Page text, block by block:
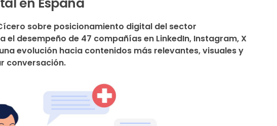
sobre posicionamiento digital del sector
el desempeño de 47 compañías en LinkedIn, Instagram, X
evolución hacia contenidos más relevantes, visuales y
conversación.